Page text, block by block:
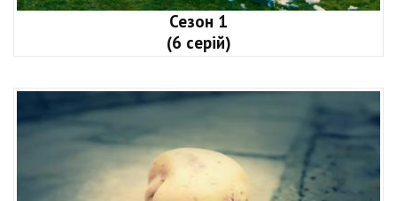
Сезон 1
(6 серій)